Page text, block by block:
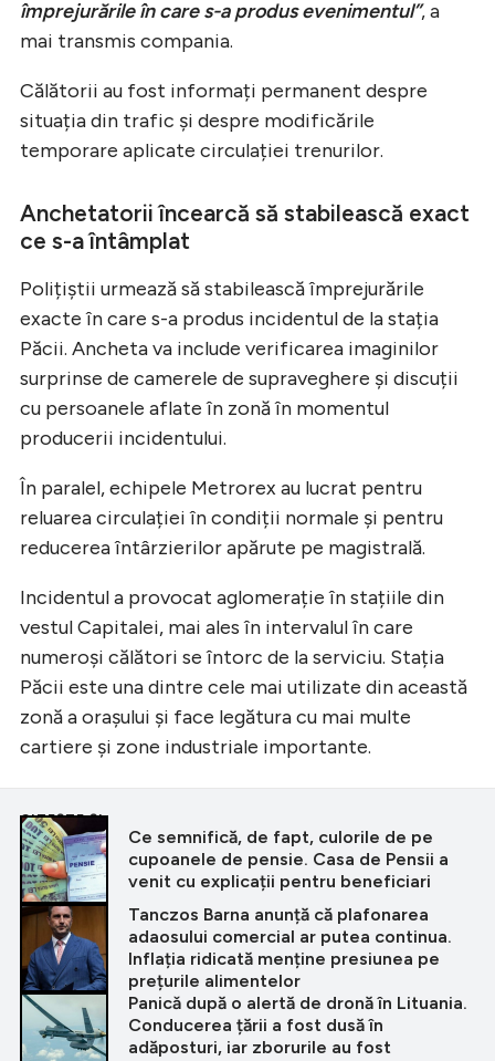
împrejurările în care s-a produs evenimentul”, a
mai transmis compania.
Călătorii au fost informați permanent despre
situația din trafic și despre modificările
temporare aplicate circulației trenurilor.
Anchetatorii încearcă să stabilească exact
ce s-a întâmplat
Polițiștii urmează să stabilească împrejurările
exacte în care s-a produs incidentul de la stația
Păcii. Ancheta va include verificarea imaginilor
surprinse de camerele de supraveghere și discuții
cu persoanele aflate în zonă în momentul
producerii incidentului.
În paralel, echipele Metrorex au lucrat pentru
reluarea circulației în condiții normale și pentru
reducerea întârzierilor apărute pe magistrală.
Incidentul a provocat aglomerație în stațiile din
vestul Capitalei, mai ales în intervalul în care
numeroși călători se întorc de la serviciu. Stația
Păcii este una dintre cele mai utilizate din această
zonă a orașului și face legătura cu mai multe
cartiere și zone industriale importante.
CITEȘTE ȘI
Ce semnifică, de fapt, culorile de pe
cupoanele de pensie. Casa de Pensii a
venit cu explicații pentru beneficiari
Tanczos Barna anunță că plafonarea
adaosului comercial ar putea continua.
Inflația ridicată menține presiunea pe
prețurile alimentelor
Panicǎ după o alertă de dronă în Lituania.
Conducerea țării a fost dusă în
adăposturi, iar zborurile au fost